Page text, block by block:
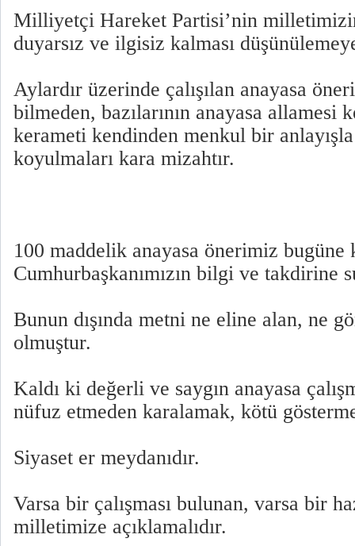
Milliyetçi Hareket Partisi’nin
duyarsız ve ilgisiz kalması
Aylardır üzerinde çalışılan anayasa
bilmeden, bazılarının anayasa allamesi
kerameti kendinden menkul bir
koyulmaları kara mizahtır.
100 maddelik anayasa önerimiz bugüne
Cumhurbaşkanımızın bilgi ve takdirine
Bunun dışında metni ne eline alan, ne
olmuştur.
Kaldı ki değerli ve saygın anayasa
nüfuz etmeden karalamak, kötü
Siyaset er meydanıdır.
Varsa bir çalışması bulunan, varsa bir
milletimize açıklamalıdır.